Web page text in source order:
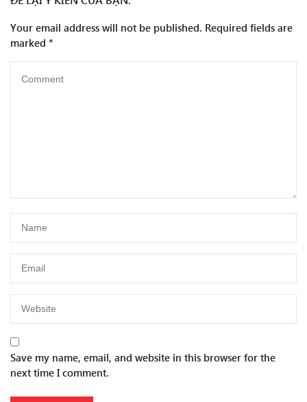
Your email address will not be published. Required fields are
marked *
Save my name, email, and website in this browser for the
next time I comment.